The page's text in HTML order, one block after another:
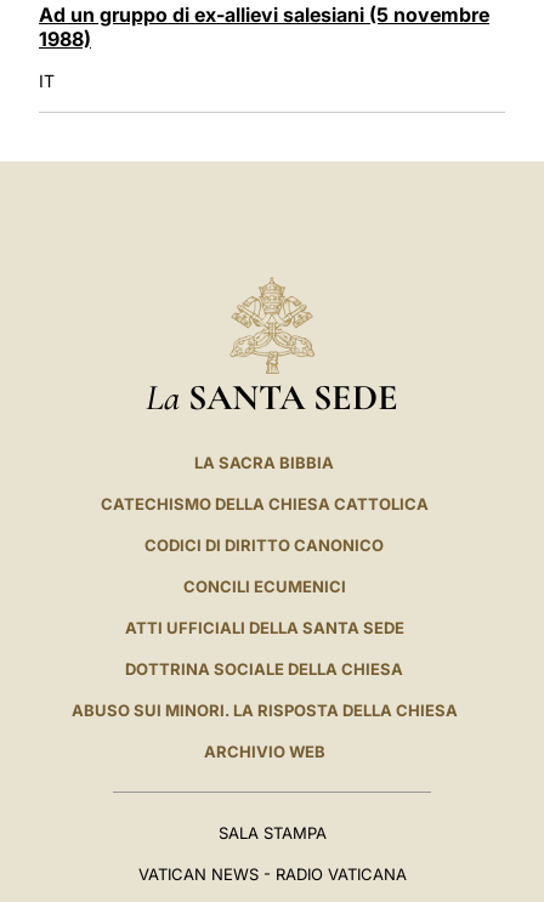
Ad un gruppo di ex-allievi salesiani (5 novembre
1988)
IT
La SANTA SEDE
LA SACRA BIBBIA
CATECHISMO DELLA CHIESA CATTOLICA
CODICI DI DIRITTO CANONICO
CONCILI ECUMENICI
ATTI UFFICIALI DELLA SANTA SEDE
DOTTRINA SOCIALE DELLA CHIESA
ABUSO SUI MINORI. LA RISPOSTA DELLA CHIESA
ARCHIVIO WEB
SALA STAMPA
VATICAN NEWS - RADIO VATICANA